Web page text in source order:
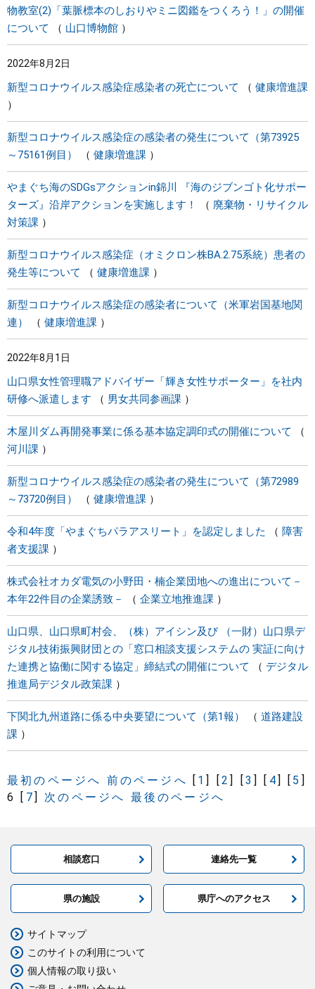
物教室(2)「葉脈標本のしおりやミニ図鑑をつくろう！」の開催
について
山口博物館
2022年8月2日
新型コロナウイルス感染症感染者の死亡について 健康増進課
新型コロナウイルス感染症の感染者の発生について（第73925
～75161例目）
健康増進課
やまぐち海のSDGsアクションin錦川 『海のジブンゴト化サポー
ターズ』沿岸アクションを実施します！
廃棄物・リサイクル
対策課
新型コロナウイルス感染症（オミクロン株BA.2.75系統）患者の
発生等について
健康増進課
新型コロナウイルス感染症の感染者について（米軍岩国基地関
連）
健康増進課
2022年8月1日
山口県女性管理職アドバイザー「輝き女性サポーター」を社内
研修へ派遣します
男女共同参画課
木屋川ダム再開発事業に係る基本協定調印式の開催について
河川課
新型コロナウイルス感染症の感染者の発生について（第72989
～73720例目）
健康増進課
令和4年度「やまぐちパラアスリート」を認定しました
障害
者支援課
株式会社オカダ電気の小野田・楠企業団地への進出について－
本年22件目の企業誘致－
企業立地推進課
山口県、山口県町村会、（株）アイシン及び （一財）山口県デ
ジタル技術振興財団との「窓口相談支援システムの 実証に向け
た連携と協働に関する協定」締結式の開催について
デジタル
推進局デジタル政策課
下関北九州道路に係る中央要望について（第1報）
道路建設
課
最初のページへ 前のページへ [ 1] [2] [3] [ 4] [ 5 ]
6
[ 7] 次のページへ 最後のページへ
相談窓口 連絡先一覧
県の施設 県庁へのアクセス
サイトマップ
このサイトの利用について
個人情報の取り扱い